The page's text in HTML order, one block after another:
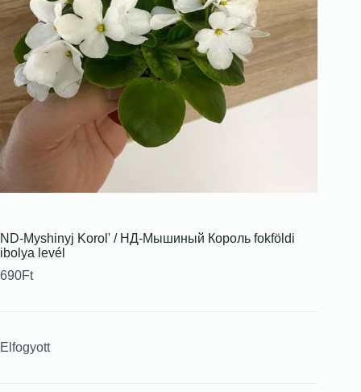
ND-Myshinyj Korolʹ / НД-Мышиный Король fokföldi
ibolya levél
690Ft
Elfogyott